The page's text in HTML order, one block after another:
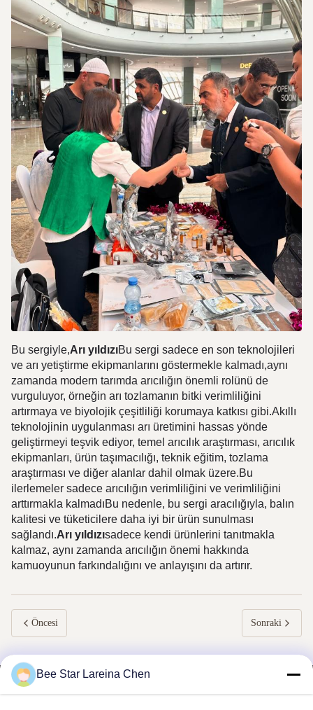
Bu sergiyle,Arı yıldızıBu sergi sadece en son teknolojileri
ve arı yetiştirme ekipmanlarını göstermekle kalmadı,aynı
zamanda modern tarımda arıcılığın önemli rolünü de
vurguluyor, örneğin arı tozlamanın bitki verimliliğini
artırmaya ve biyolojik çeşitliliği korumaya katkısı gibi.Akıllı
teknolojinin uygulanması arı üretimini hassas yönde
geliştirmeyi teşvik ediyor, temel arıcılık araştırması, arıcılık
ekipmanları, ürün taşımacılığı, teknik eğitim, tozlama
araştırması ve diğer alanlar dahil olmak üzere.Bu
ilerlemeler sadece arıcılığın verimliliğini ve verimliliğini
arttırmakla kalmadıBu nedenle, bu sergi aracılığıyla, balın
kalitesi ve tüketicilere daha iyi bir ürün sunulması
sağlandı.Arı yıldızısadece kendi ürünlerini tanıtmakla
kalmaz, aynı zamanda arıcılığın önemi hakkında
kamuoyunun farkındalığını ve anlayışını da artırır.
Öncesi Sonraki
Bee Star Lareina Chen